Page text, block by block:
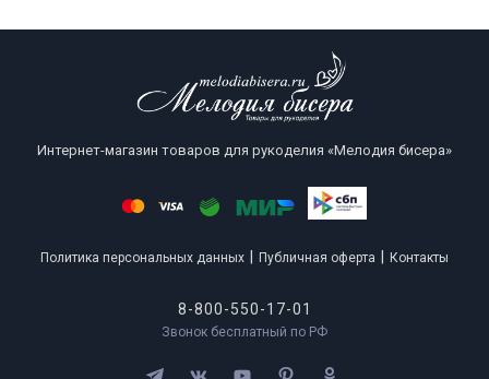
Интернет-магазин товаров для рукоделия «Мелодия бисера»
Политика персональных данных Публичная оферта Контакты
8-800-550-17-01
Звонок бесплатный по РФ